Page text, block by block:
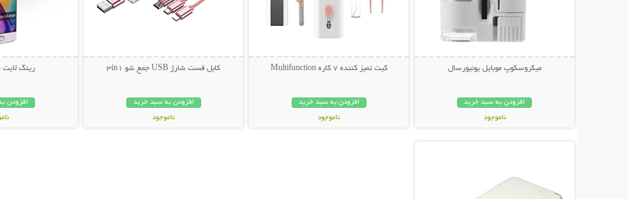
میکروسکوپ موبایل یونیورسال
افزودن به سبد خرید
ناموجود
کیت تمیز کننده 7 کاره Multifunction
افزودن به سبد خرید
ناموجود
کابل فست شارژ USB جمع شو 3in1
افزودن به سبد خرید
ناموجود
رینگ لایت
افزودن